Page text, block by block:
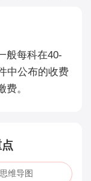
般每科在40-
中公布的收费
。
维导图